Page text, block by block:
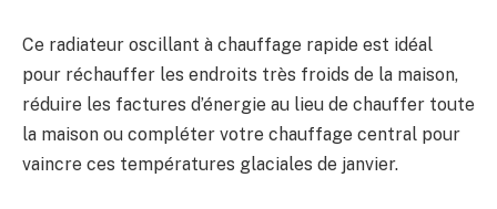
Ce radiateur oscillant à chauffage rapide est idéal
pour réchauffer les endroits très froids de la maison,
réduire les factures d’énergie au lieu de chauffer toute
la maison ou compléter votre chauffage central pour
vaincre ces températures glaciales de janvier.